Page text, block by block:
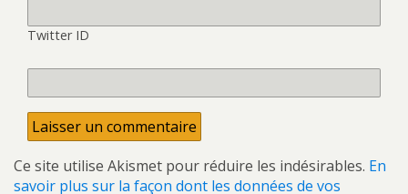
Twitter ID
Ce site utilise Akismet pour réduire les indésirables. En
savoir plus sur la façon dont les données de vos